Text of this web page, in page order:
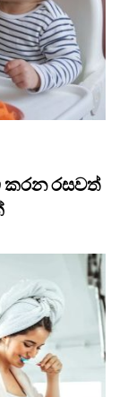
කරන රසවත්